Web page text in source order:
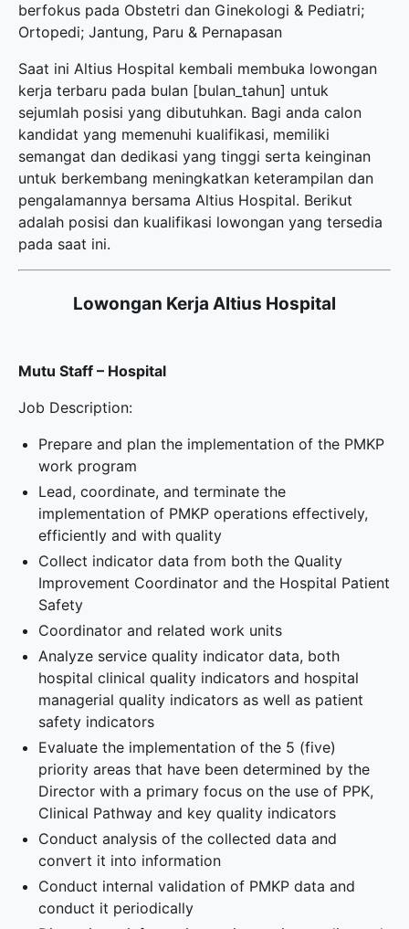
berfokus pada Obstetri dan Ginekologi & Pediatri;
Ortopedi; Jantung, Paru & Pernapasan
Saat ini Altius Hospital kembali membuka lowongan
kerja terbaru pada bulan [bulan_tahun] untuk
sejumlah posisi yang dibutuhkan. Bagi anda calon
kandidat yang memenuhi kualifikasi, memiliki
semangat dan dedikasi yang tinggi serta keinginan
untuk berkembang meningkatkan keterampilan dan
pengalamannya bersama Altius Hospital. Berikut
adalah posisi dan kualifikasi lowongan yang tersedia
pada saat ini.
Lowongan Kerja Altius Hospital
Mutu Staff – Hospital
Job Description:
Prepare and plan the implementation of the PMKP
work program
Lead, coordinate, and terminate the
implementation of PMKP operations effectively,
efficiently and with quality
Collect indicator data from both the Quality
Improvement Coordinator and the Hospital Patient
Safety
Coordinator and related work units
Analyze service quality indicator data, both
hospital clinical quality indicators and hospital
managerial quality indicators as well as patient
safety indicators
Evaluate the implementation of the 5 (five)
priority areas that have been determined by the
Director with a primary focus on the use of PPK,
Clinical Pathway and key quality indicators
Conduct analysis of the collected data and
convert it into information
Conduct internal validation of PMKP data and
conduct it periodically